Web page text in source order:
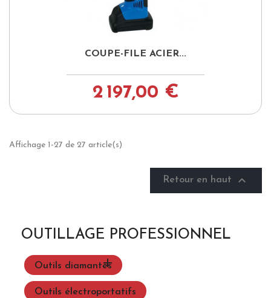
OUTILLAGE PROFESSIONNEL
Outils diamantés

Outils électroportatifs
COUPE-FILE ACIER...
2 197,00 €
Affichage 1-27 de 27 article(s)
Retour en haut 